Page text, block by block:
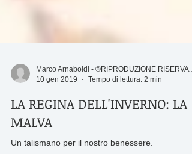
10 gen 2019
Tempo di lettura: 2 min
LA REGINA DELL'INVERNO: LA
MALVA